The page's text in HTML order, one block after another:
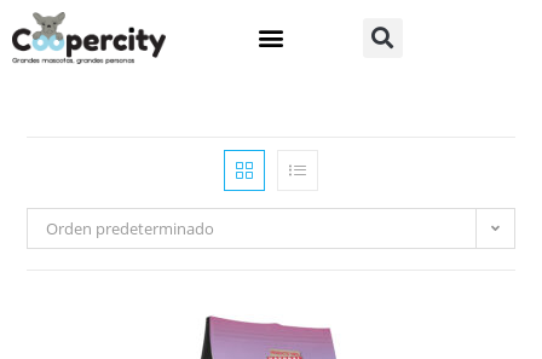
Orden predeterminado